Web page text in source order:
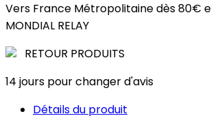
Vers France Métropolitaine dès 80€
MONDIAL RELAY
RETOUR PRODUITS
14 jours pour changer d'avis
Détails du produit